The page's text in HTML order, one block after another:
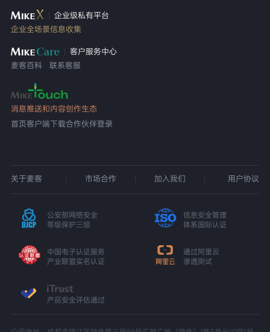
企业级私有平台
企业全场景信息收集
客户服务中心
麦客百科
联系客服
消息推送和内容创作生态
首页客户端下载合作伙伴登录
关于麦客 市场合作 加入我们 用户协议
公安部网络安全
等级保护三级
信息安全管理
体系国际认证
中国电子认证服务
产业联盟实名认证
通过阿里云
渗透测试
产品安全评估通过